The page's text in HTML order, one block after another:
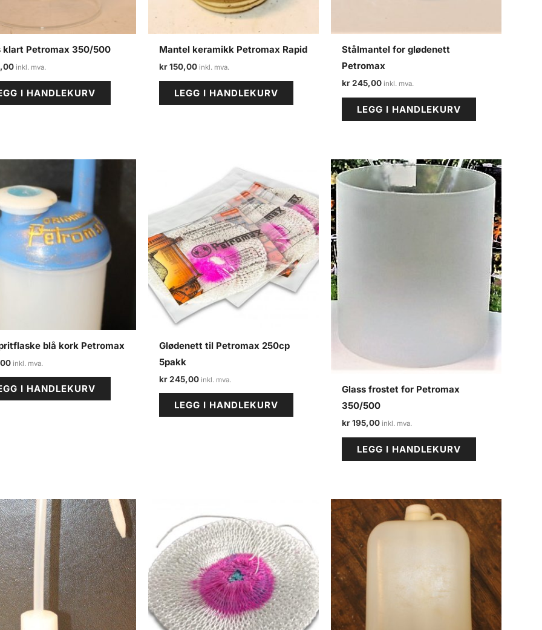
klart Petromax 350/500
I HANDLEKURV
Mantel keramikk Petromax Rapid
kr150,00
LEGG I HANDLEKURV
Stålmantel for glødenett
Petromax
kr245,00
LEGG I HANDLEKURV
blå kork Petromax
I HANDLEKURV
Glødenett til Petromax 250cp
5pakk
kr245,00
LEGG I HANDLEKURV
Glass frostet for Petromax
350/500
kr195,00
LEGG I HANDLEKURV